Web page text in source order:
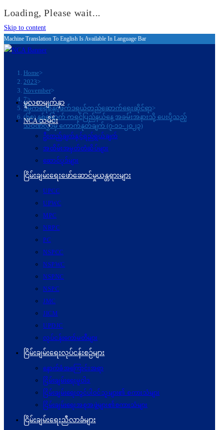
Loading, Please wait...
Skip to content
Machine Translation To English Is Available In Language Bar
Home>
2023>
November>
7>
ဒီမိုကရေစီနှင့်ဖက်ဒရယ်တည်ဆောက်ရေးဆိုင်ရာ>
(၆၈) နှစ်မြောက် ကရင်ပြည်နယ်နေ့ အခမ်းအနားသို့ ပေးပို့သည့်
သဝဏ်လွှာမှ ကောက်နုတ်ချက် (၇-၁၁-၂၀၂၃)
မူလစာမျက်နှာ
NCA သမိုင်း
ဦးတည်ချက်နှင့်ရည်ရွယ်ချက်
အထိမ်းအမှတ်တံဆိပ်များ
ဆောင်ပုဒ်များ
ငြိမ်းချမ်းရေးဖော်‌ဆောင်မှုယန္တရားများ
UPCC
UPWC
MPC
NRPC
PC
NSPCC
NSPWC
NSPNC
NSPC
JMC
JICM
UPDJC
လုပ်ငန်းကော်မတီများ
ငြိမ်းချမ်းရေးလုပ်ငန်းစဉ်များ
နောက်ခံအကြောင်းအရာ
ငြိမ်းချမ်းရေးမူဝါဒ
ငြိမ်းချမ်းရေးတွင်ပါဝင်သူများ၏ စကားသံများ
ငြိမ်းချမ်းရေးအစုအဖွဲ့များ၏စကားသံများ
ငြိမ်းချမ်းရေးညီလာခံများ